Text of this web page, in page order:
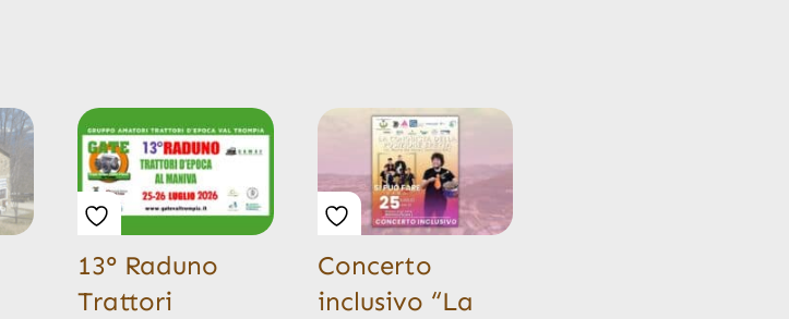
13° Raduno
Trattori
Concerto
inclusivo “La